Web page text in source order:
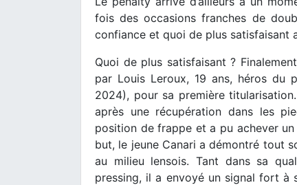
fois des occasions franches de
confiance et quoi de plus satisfaisant
Quoi de plus satisfaisant ?
par Louis Leroux, 19 ans, héros du
2024), pour sa première
après une récupération dans les
position de frappe et a pu achever
but, le jeune Canari a démontré tout
au milieu lensois. Tant dans sa
pressing, il a envoyé un signal fort à